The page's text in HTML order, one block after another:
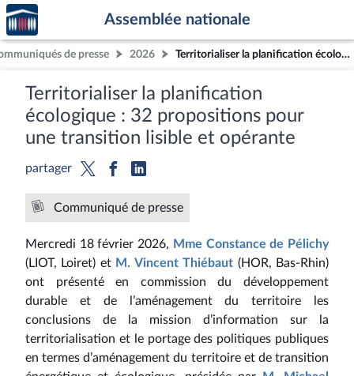
Aller au contenu
Aller en bas de la page
Accèder
à la
page
d'accueil
Assemblée nationale
de presse 2026 Territorialiser la planification écologique : 32 propositions pour une transition lisible et opérante
Territorialiser la planification
écologique : 32 propositions pour
une transition lisible et opérante
partager
Communiqué de presse
Mercredi 18 février 2026, Mme Constance de Pélichy
(LIOT, Loiret) et M. Vincent Thiébaut (HOR, Bas-Rhin)
ont présenté en commission du développement
durable et de l’aménagement du territoire les
conclusions de la mission d’information sur la
territorialisation et le portage des politiques publiques
en termes d’aménagement du territoire et de transition